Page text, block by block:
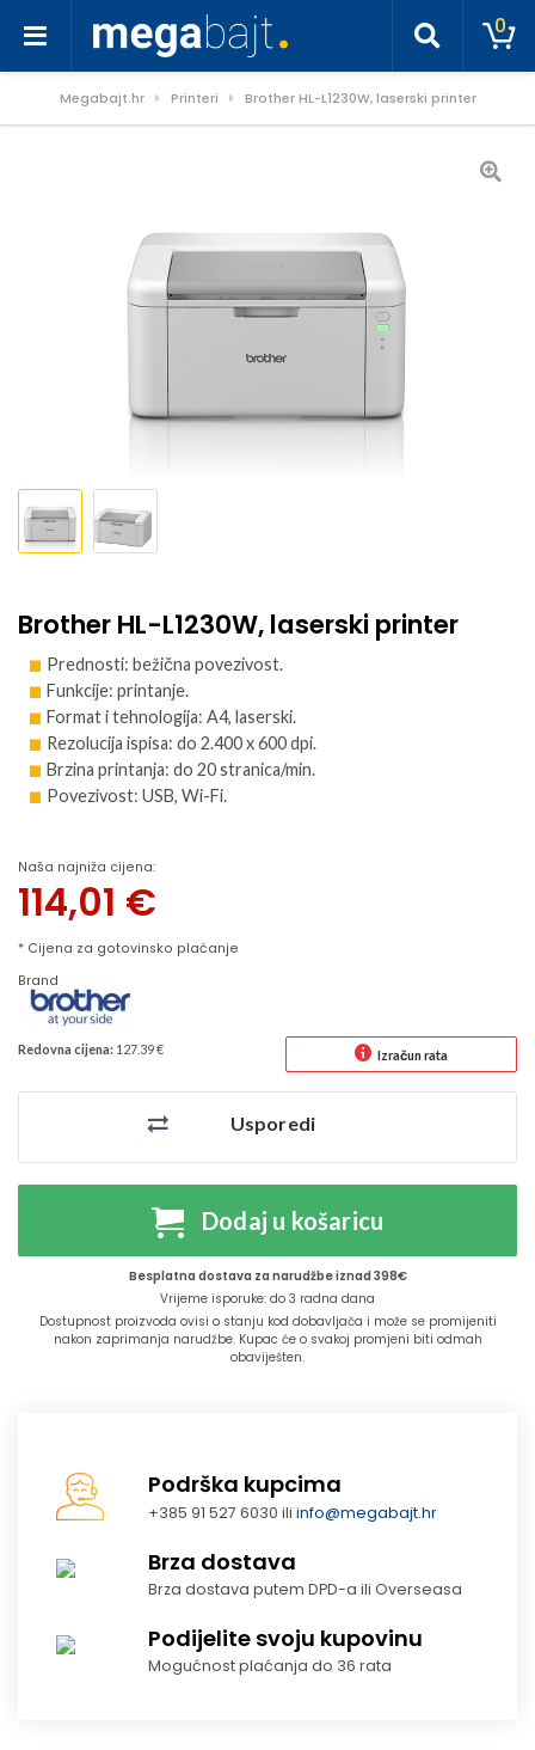
0
Megabajt.hr Printeri Brother HL-L1230W, laserski printer
Brother HL-L1230W, laserski printer
Prednosti: bežična povezivost.
Funkcije: printanje.
Format i tehnologija: A4, laserski.
Rezolucija ispisa: do 2.400 x 600 dpi.
Brzina printanja: do 20 stranica/min.
Povezivost: USB, Wi-Fi.
Naša najniža cijena:
114,01 €
* Cijena za gotovinsko plaćanje
Brand
Redovna cijena: 127.39 € Izračun rata
Usporedi
Dodaj u košaricu
Besplatna dostava za narudžbe iznad 398€
Vrijeme isporuke: do 3 radna dana
Dostupnost proizvoda ovisi o stanju kod dobavljača i može se promijeniti
nakon zaprimanja narudžbe. Kupac će o svakoj promjeni biti odmah
obaviješten.
Podrška kupcima
+385 91 527 6030 iliinfo@megabajt.hr
Brza dostava
Brza dostava putem DPD-a ili Overseasa
Podijelite svoju kupovinu
Mogućnost plaćanja do 36 rata